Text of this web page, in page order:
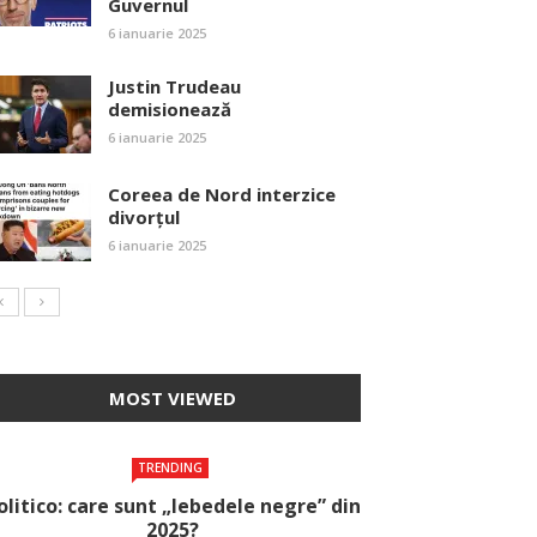
Guvernul
6 ianuarie 2025
Justin Trudeau
demisionează
6 ianuarie 2025
Coreea de Nord interzice
divorțul
6 ianuarie 2025
MOST VIEWED
TRENDING
care sunt „lebedele negre” din
2025?